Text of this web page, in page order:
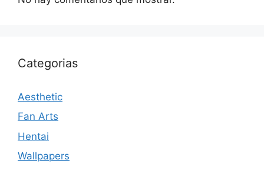
Categorias
Aesthetic
Fan Arts
Hentai
Wallpapers